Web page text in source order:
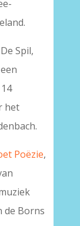
Spil,
het
Poëzie,
de Borns